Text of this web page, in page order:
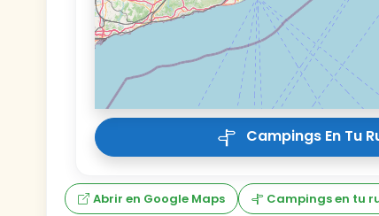
Campings En Tu
Abrir en Google Maps Campings en tu